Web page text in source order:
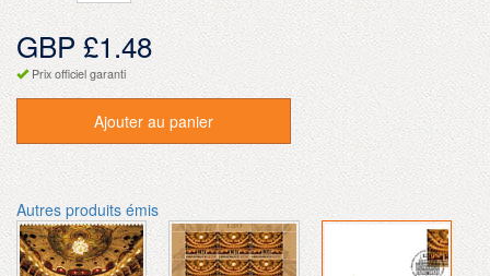
GBP £1.48
Prix officiel garanti
Ajouter au panier
Autres produits émis